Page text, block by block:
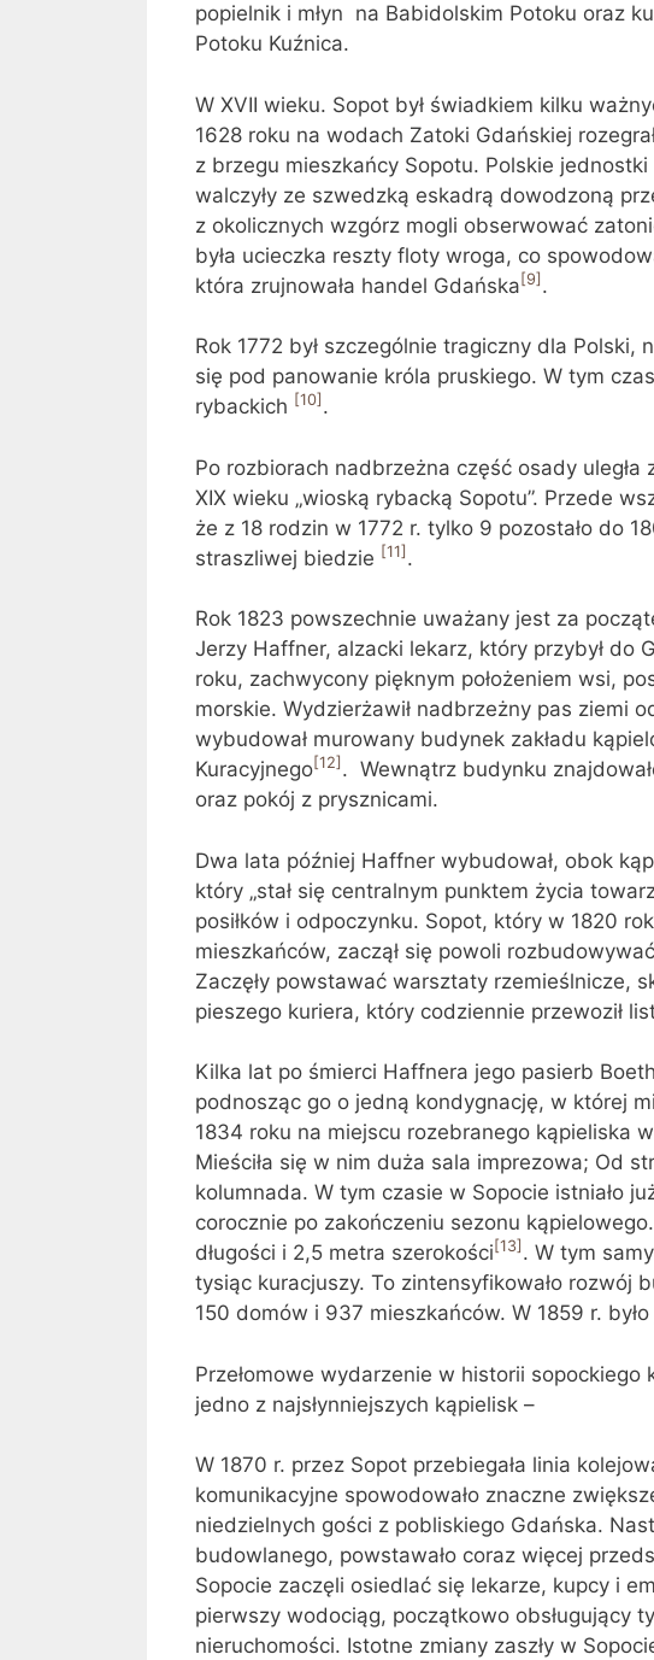
popielnik i młyn na Babidolskim Potoku oraz
Potoku Kuźnica.
W XVII wieku. Sopot był świadkiem kilku
1628 roku na wodach Zatoki Gdańskiej
z brzegu mieszkańcy Sopotu. Polskie
walczyły ze szwedzką eskadrą dowodzoną
z okolicznych wzgórz mogli obserwować
była ucieczka reszty floty wroga, co
która zrujnowała handel Gdańska [9] .
Rok 1772 był szczególnie tragiczny dla Polski,
się pod panowanie króla pruskiego. W tym
rybackich [10] .
Po rozbiorach nadbrzeżna część osady
XIX wieku „wioską rybacką Sopotu”. Przede
że z 18 rodzin w 1772 r. tylko 9 pozostało do
straszliwej biedzie [11] .
Rok 1823 powszechnie uważany jest za
Jerzy Haffner, alzacki lekarz, który przybył do
roku, zachwycony pięknym położeniem wsi,
morskie. Wydzierżawił nadbrzeżny pas ziemi
wybudował murowany budynek zakładu
Kuracyjnego[12] . Wewnątrz budynku
oraz pokój z prysznicami.
Dwa lata później Haffner wybudował, obok
który „stał się centralnym punktem życia
posiłków i odpoczynku. Sopot, który w 1820
mieszkańców, zaczął się powoli
Zaczęły powstawać warsztaty rzemieślnicze,
pieszego kuriera, który codziennie przewoził
Kilka lat po śmierci Haffnera jego pasierb
podnosząc go o jedną kondygnację, w której
1834 roku na miejscu rozebranego kąpieliska
Mieściła się w nim duża sala imprezowa; Od
kolumnada. W tym czasie w Sopocie istniało
corocznie po zakończeniu sezonu
długości i 2,5 metra szerokości [13] . W tym
tysiąc kuracjuszy. To zintensyfikowało rozwój
150 domów i 937 mieszkańców. W 1859 r.
Przełomowe wydarzenie w historii sopockiego
jedno z najsłynniejszych kąpielisk –
W 1870 r. przez Sopot przebiegała linia
komunikacyjne spowodowało znaczne
niedzielnych gości z pobliskiego Gdańska.
budowlanego, powstawało coraz więcej
Sopocie zaczęli osiedlać się lekarze, kupcy i
pierwszy wodociąg, początkowo obsługujący
nieruchomości. Istotne zmiany zaszły w